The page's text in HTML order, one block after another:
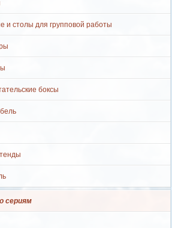
и столы для групповой работы
боксы
сериям